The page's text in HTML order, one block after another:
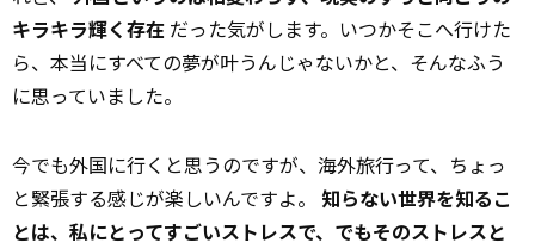
キラキラ輝く存在 だった気がします。いつかそこへ行けた
ら、本当にすべての夢が叶うんじゃないかと、そんなふう
に思っていました。
今でも外国に行くと思うのですが、海外旅行って、ちょっ
と緊張する感じが楽しいんですよ。 知らない世界を知るこ
とは、私にとってすごいストレスで、でもそのストレスと